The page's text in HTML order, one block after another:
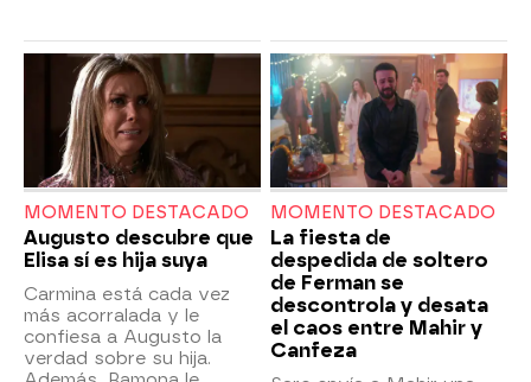
MOMENTO DESTACADO
Augusto descubre que
Elisa sí es hija suya
Carmina está cada vez
más acorralada y le
confiesa a Augusto la
verdad sobre su hija.
MOMENTO DESTACADO
La fiesta de
despedida de soltero
de Ferman se
descontrola y desata
el caos entre Mahir y
Canfeza